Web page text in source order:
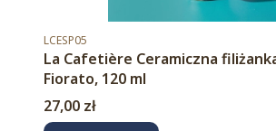
Kod produktu
LCESP05
La Cafetière Ceramiczna
Fiorato, 120 ml
Cena
27,00 zł